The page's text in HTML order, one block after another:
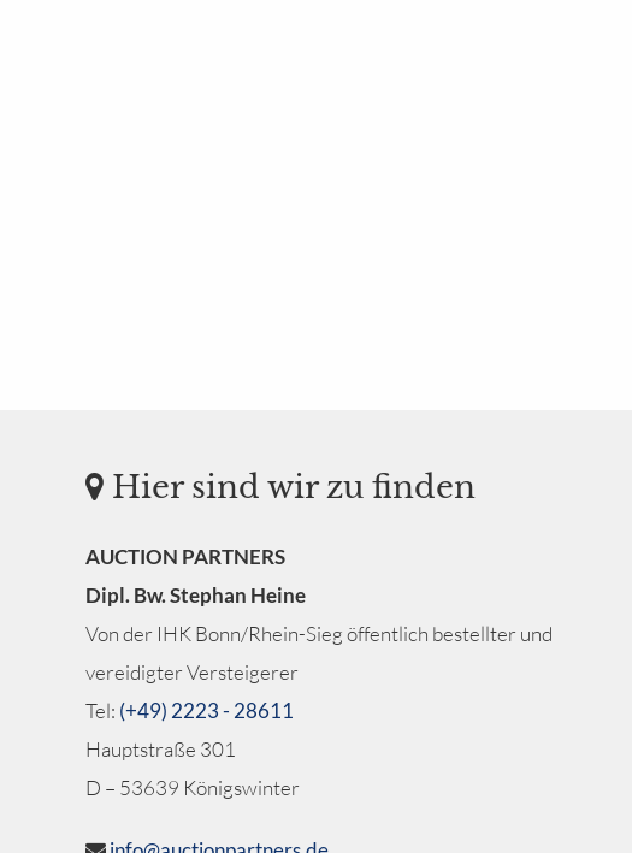
Hier sind wir zu finden
AUCTION PARTNERS
Dipl. Bw. Stephan Heine
Von der IHK Bonn/Rhein-Sieg öffentlich bestellter und
vereidigter Versteigerer
Tel: (+49) 2223 - 28611
Hauptstraße 301
D – 53639 Königswinter